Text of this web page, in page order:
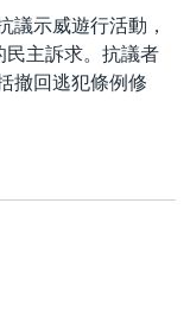
議示威遊行活動，
民主訴求。抗議者
撤回逃犯條例修